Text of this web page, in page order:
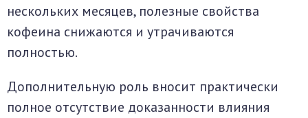
нескольких месяцев, полезные свойства
кофеина снижаются и утрачиваются
полностью.
Дополнительную роль вносит практически
полное отсутствие доказанности влияния